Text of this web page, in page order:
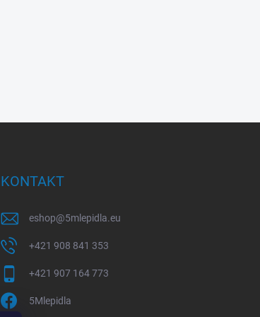
KONTAKT
eshop@5mlepidla.eu
+421 908 841 353
+421 907 164 773
5Mlepidla